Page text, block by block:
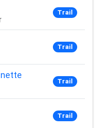
Trail
Trail
Trail
Trail